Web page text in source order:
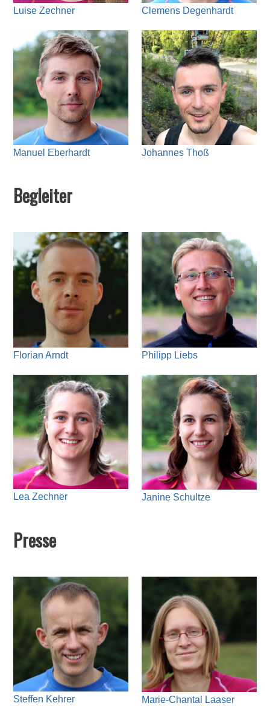
Luise Zechner Clemens Degenhardt
Manuel Eberhardt Johannes Thoß
Begleiter
Florian Arndt Philipp Liebs
Lea Zechner Janine Schultze
Presse
Steffen Kehrer Marie-Chantal Laaser